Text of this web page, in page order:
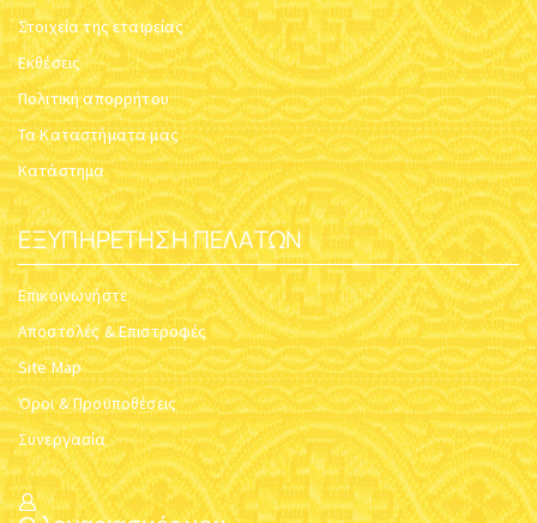
Στοιχεία της εταιρείας
Εκθέσεις
Πολιτική απορρήτου
Τα Καταστήματα μας
Κατάστημα
ΕΞΥΠΗΡΈΤΗΣΗ ΠΕΛΑΤΏΝ
Επικοινωνήστε
Αποστολές & Επιστροφές
Site Map
Όροι & Προϋποθέσεις
Συνεργασία